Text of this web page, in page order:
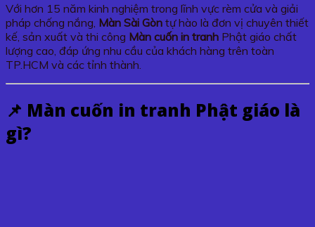
Với hơn 15 năm kinh nghiệm trong lĩnh vực rèm cửa và giải
pháp chống nắng, Màn Sài Gòn tự hào là đơn vị chuyên thiết
kế, sản xuất và thi công Màn cuốn in tranh Phật giáo chất
lượng cao, đáp ứng nhu cầu của khách hàng trên toàn
TP.HCM và các tỉnh thành.
📌 Màn cuốn in tranh Phật giáo là
gì?